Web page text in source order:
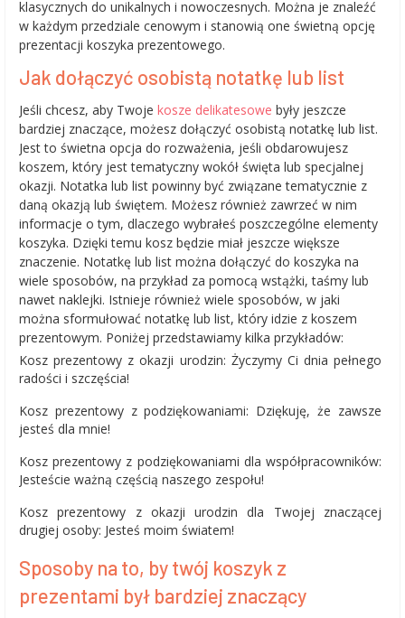
klasycznych do unikalnych i nowoczesnych. Można je znaleźć
w każdym przedziale cenowym i stanowią one świetną opcję
prezentacji koszyka prezentowego.
Jak dołączyć osobistą notatkę lub list
Jeśli chcesz, aby Twoje kosze delikatesowe były jeszcze
bardziej znaczące, możesz dołączyć osobistą notatkę lub list.
Jest to świetna opcja do rozważenia, jeśli obdarowujesz
koszem, który jest tematyczny wokół święta lub specjalnej
okazji. Notatka lub list powinny być związane tematycznie z
daną okazją lub świętem. Możesz również zawrzeć w nim
informacje o tym, dlaczego wybrałeś poszczególne elementy
koszyka. Dzięki temu kosz będzie miał jeszcze większe
znaczenie. Notatkę lub list można dołączyć do koszyka na
wiele sposobów, na przykład za pomocą wstążki, taśmy lub
nawet naklejki. Istnieje również wiele sposobów, w jaki
można sformułować notatkę lub list, który idzie z koszem
prezentowym. Poniżej przedstawiamy kilka przykładów:
Kosz prezentowy z okazji urodzin: Życzymy Ci dnia pełnego
radości i szczęścia!
Kosz prezentowy z podziękowaniami: Dziękuję, że zawsze
jesteś dla mnie!
Kosz prezentowy z podziękowaniami dla współpracowników:
Jesteście ważną częścią naszego zespołu!
Kosz prezentowy z okazji urodzin dla Twojej znaczącej
drugiej osoby: Jesteś moim światem!
Sposoby na to, by twój koszyk z
prezentami był bardziej znaczący